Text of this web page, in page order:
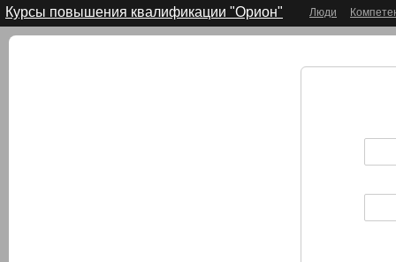
Курсы повышения квалификации "Орион" Люди